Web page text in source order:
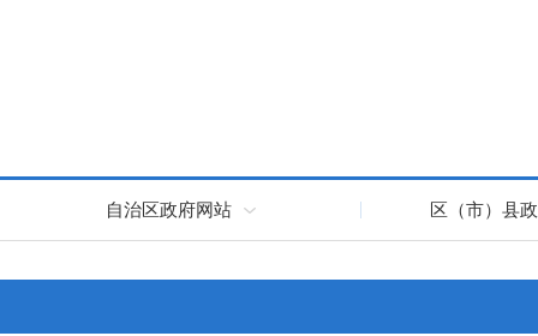
自治区政府网站 区（市）县